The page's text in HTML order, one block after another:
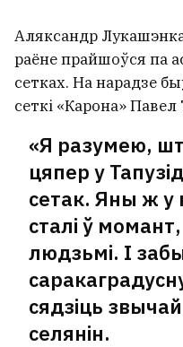
Аляксандр
раёне прайшоўся па
сетках. На нарадзе
сеткі «Карона» Павел
«Я разумею,
цяпер у
сетак. Яны ж у
сталі ў
людзьмі. І
сядзіць
селянін.